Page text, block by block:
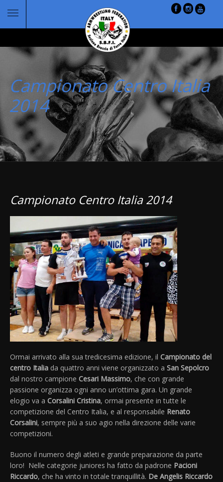
Campionato Centro Italia
2014
Campionato Centro Italia 2014
Ormai arrivato alla sua tredicesima edizione, il Campionato del
centro Italia da quattro anni viene organizzato a San Sepolcro
dal nostro campione Cesari Massimo, che con grande
passione organizza ogni anno un’ottima gara. Un grande
elogio va a Corsalini Cristina, ormai presente in tutte le
competizione del Centro Italia, e al responsabile Renato
Corsalini, sempre più a suo agio nella direzione delle varie
competizioni.
Buono il numero degli atleti e grande preparazione da parte
loro! Nelle categorie juniores ha fatto da padrone Pacioni
Riccardo, che ha vinto in totale tranquillità. De Angelis Riccardo